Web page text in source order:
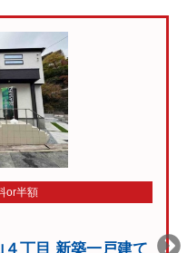
or半額
丁目 新築一戸建て